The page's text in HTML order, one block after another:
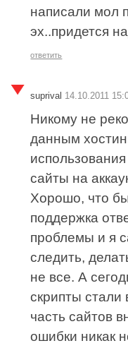
написали мол
эх..придется
ответить
suprival 14.10.2011
Никому не
данным
сайты на
Хорошо, что
поддержка
проблемы и я
следить,
не все. А
скрипты
часть сайтов
ошибки никак